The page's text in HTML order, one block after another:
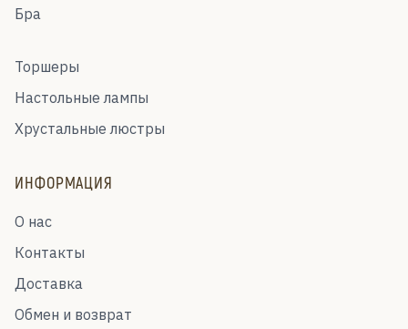
Бра
Торшеры
Настольные лампы
Хрустальные люстры
ИНФОРМАЦИЯ
О нас
Контакты
Доставка
Обмен и возврат